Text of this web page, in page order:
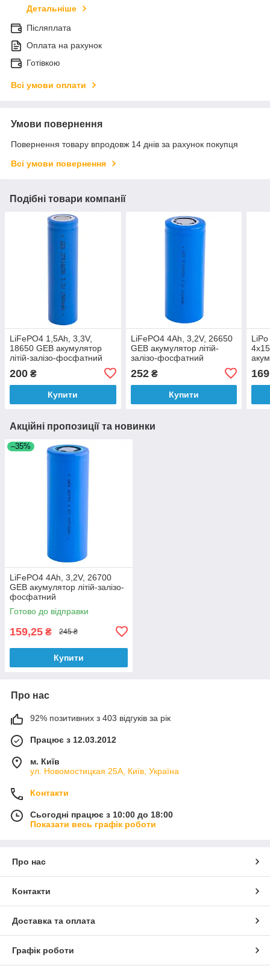
Детальніше
Післяплата
Оплата на рахунок
Готівкою
Всі умови оплати
Умови повернення
Повернення товару впродовж 14 днів за рахунок покупця
Всі умови повернення
Подібні товари компанії
LiFePO4 1,5Ah, 3,3V,
18650 GEB акумулятор
літій-залізо-фосфатний
200 ₴
Купити
LiFePO4 4Ah, 3,2V, 26650
GEB акумулятор літій-
залізо-фосфатний
252₴
Купити
169
Акційні пропозиції та новинки
–35%
LiFePO4 4Ah, 3,2V, 26700
GEB акумулятор літій-залізо-
фосфатний
Готово до відправки
159,25 ₴ 245 ₴
Купити
Про нас
92% позитивних з 403 відгуків за рік
Працює з 12.03.2012
м. Київ
ул. Новомостицкая 25А, Київ, Україна
Контакти
Сьогодні працює з 10:00 до 18:00
Показати весь графік роботи
Про нас
Контакти
Доставка та оплата
Графік роботи